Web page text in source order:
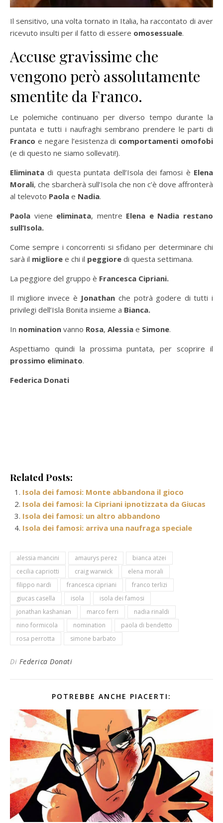
Il sensitivo, una volta tornato in Italia, ha raccontato di aver
ricevuto insulti per il fatto di essere omosessuale.
Accuse gravissime che
vengono però assolutamente
smentite da Franco.
Le polemiche continuano per diverso tempo durante la
puntata e tutti i naufraghi sembrano prendere le parti di
Franco e negare l’esistenza di comportamenti omofobi
(e di questo ne siamo sollevati!).
Eliminata di questa puntata dell’Isola dei famosi è Elena
Morali, che sbarcherà sull’Isola che non c’è dove affronterà
al televoto Paola e Nadia.
Paola viene eliminata, mentre Elena e Nadia restano
sull’Isola.
Come sempre i concorrenti si sfidano per determinare chi
sarà il migliore e chi il peggiore di questa settimana.
La peggiore del gruppo è Francesca Cipriani.
Il migliore invece è Jonathan che potrà godere di tutti i
privilegi dell’Isla Bonita insieme a Bianca.
In nomination vanno Rosa, Alessia e Simone.
Aspettiamo quindi la prossima puntata, per scoprire il
prossimo eliminato.
Federica Donati
Related Posts:
Isola dei famosi: Monte abbandona il gioco
Isola dei famosi: la Cipriani ipnotizzata da Giucas
Isola dei famosi: un altro abbandono
Isola dei famosi: arriva una naufraga speciale
alessia mancini amaurys perez
bianca atzei
cecilia capriotti
craig warwick
elena morali
filippo nardi
francesca cipriani
franco terlizi
giucas casella
isola
isola dei famosi
jonathan kashanian
marco ferri
nadia rinaldi
nino formicola
nomination
paola di bendetto
rosa perrotta
simone barbato
Di Federica Donati
POTREBBE ANCHE PIACERTI: